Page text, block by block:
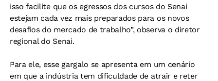
isso facilite que os egressos dos cursos do Senai
estejam cada vez mais preparados para os novos
desafios do mercado de trabalho”, observa o diretor
regional do Senai.
Para ele, esse gargalo se apresenta em um cenário
em que a indústria tem dificuldade de atrair e reter